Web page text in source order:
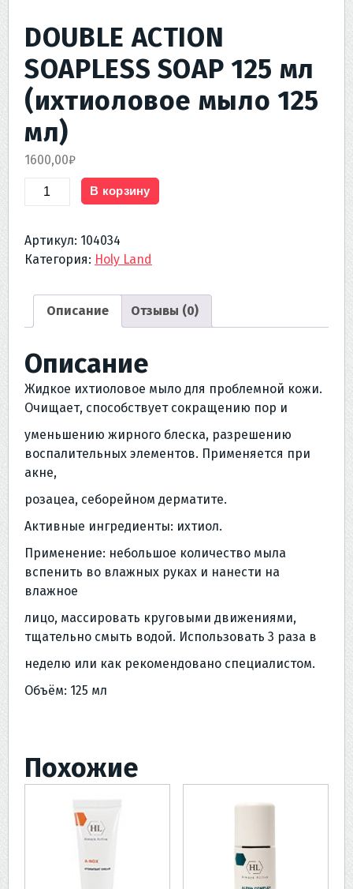
DOUBLE ACTION
SOAPLESS SOAP 125 мл
(ихтиоловое мыло 125
мл)
1600,00₽
Количество
ACTION
SOAPLESS
125
мыло
125
мл)
В корзину
Артикул: 104034
Категория: Holy Land
Описание Отзывы (0)
Описание
Жидкое ихтиоловое мыло для проблемной кожи.
Очищает, способствует сокращению пор и
уменьшению жирного блеска, разрешению
воспалительных элементов. Применяется при
акне,
розацеа, себорейном дерматите.
Активные ингредиенты: ихтиол.
Применение: небольшое количество мыла
вспенить во влажных руках и нанести на
влажное
лицо, массировать круговыми движениями,
тщательно смыть водой. Использовать 3 раза в
неделю или как рекомендовано специалистом.
Объём: 125 мл
Похожие